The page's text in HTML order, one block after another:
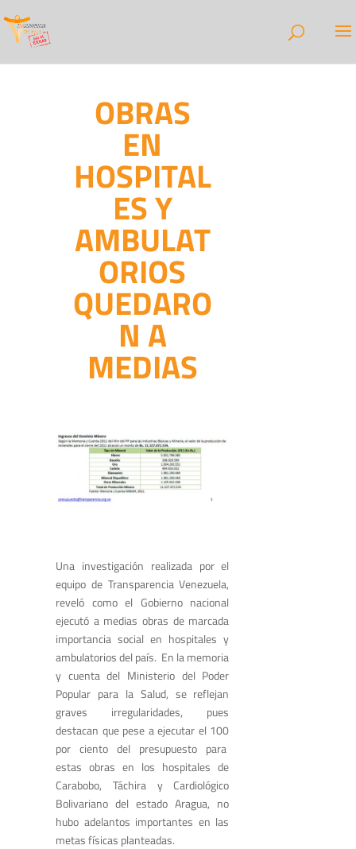
OBRAS
EN
HOSPITAL
ES Y
AMBULAT
ORIOS
QUEDARO
N A
MEDIAS
Una investigación realizada por el
equipo de Transparencia Venezuela,
reveló como el Gobierno nacional
ejecutó a medias obras de marcada
importancia social en hospitales y
ambulatorios del país. En la memoria
y cuenta del Ministerio del Poder
Popular para la Salud, se reflejan
graves irregularidades, pues
destacan que pese a ejecutar el 100
por ciento del presupuesto para
estas obras en los hospitales de
Carabobo, Táchira y Cardiológico
Bolivariano del estado Aragua, no
hubo adelantos importantes en las
metas físicas planteadas.